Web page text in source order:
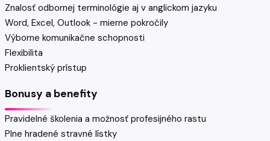
Znalosť odbornej terminológie aj v anglickom jazyku
Word, Excel, Outlook - mierne pokročily
Výborne komunikačne schopnosti
Flexibilita
Proklientský prístup
Bonusy a benefity
Pravidelné školenia a možnosť profesijného rastu
Plne hradené stravné lístky